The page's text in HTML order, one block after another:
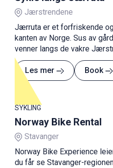
Jærstrendene
Jærruta er et forfriskende
kanten av Norge. Sus av
venner langs de vakre
spennende opplevelser på
Les mer
Book
SYKLING
Norway Bike Rental
Stavanger
Norway Bike Experience
du får se Stavanger-